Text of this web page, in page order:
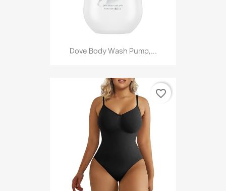
Dove Body Wash Pump,...
favorite_border